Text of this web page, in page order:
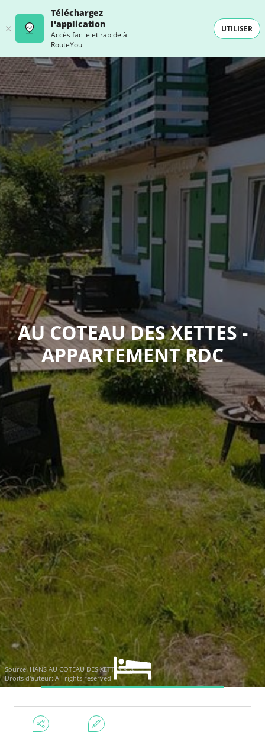
Téléchargez
l'application
Accès facile et rapide à
RouteYou
UTILISER
AU COTEAU DES XETTES -
APPARTEMENT RDC
Source: HANS AU COTEAU DES XETTES RDC
Droits d'auteur: All rights reserved